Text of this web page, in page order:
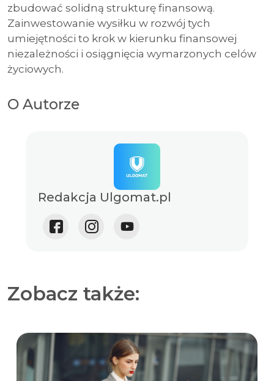
zbudować solidną strukturę finansową.
Zainwestowanie wysiłku w rozwój tych
umiejętności to krok w kierunku finansowej
niezależności i osiągnięcia wymarzonych celów
życiowych.
O Autorze
Redakcja Ulgomat.pl
Zobacz także: